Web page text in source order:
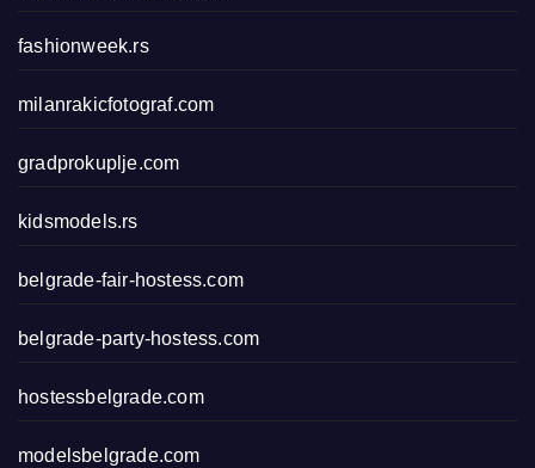
fashionweek.rs
milanrakicfotograf.com
gradprokuplje.com
kidsmodels.rs
belgrade-fair-hostess.com
belgrade-party-hostess.com
hostessbelgrade.com
modelsbelgrade.com